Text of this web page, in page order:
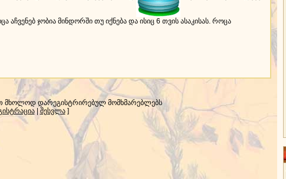
ჯობია მინდორში თუ იქნება და ისიც 6 თვის ასაკისას. როცა
მხოლოდ დარეგისტრირებულ მომხმარებლებს
| შესვლა]